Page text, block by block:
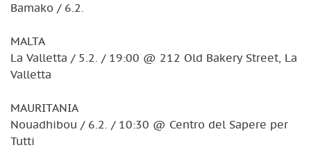
Bamako / 6.2.
MALTA
La Valletta / 5.2. / 19:00 @ 212 Old Bakery Street, La
Valletta
MAURITANIA
Nouadhibou / 6.2. / 10:30 @ Centro del Sapere per
Tutti